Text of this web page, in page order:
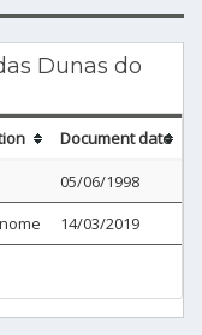
Dunas do
Document date
05/06/1998
14/03/2019